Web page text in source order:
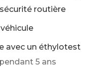
routière
avec un éthylotest
pendant 5 ans